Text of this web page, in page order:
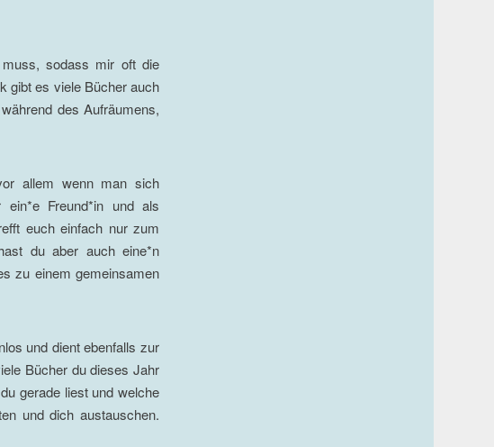
sodass mir oft die
gibt es viele Bücher auch
des Aufräumens,
allem wenn man sich
Freund*in und als
euch einfach nur zum
du aber auch eine*n
zu einem gemeinsamen
und dient ebenfalls zur
Bücher du dieses Jahr
gerade liest und welche
und dich austauschen.